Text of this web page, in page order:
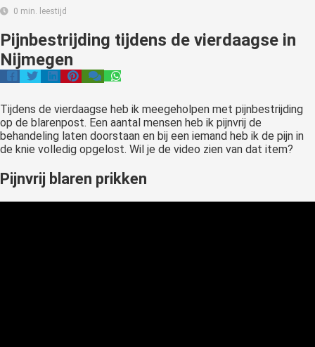
0 min. leestijd
Pijnbestrijding tijdens de vierdaagse in
Nijmegen
Tijdens de vierdaagse heb ik meegeholpen met pijnbestrijding
op de blarenpost. Een aantal mensen heb ik pijnvrij de
behandeling laten doorstaan en bij een iemand heb ik de pijn in
de knie volledig opgelost. Wil je de video zien van dat item?
Pijnvrij blaren prikken